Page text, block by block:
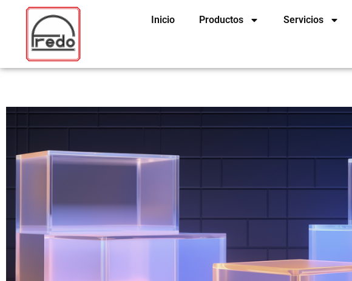
contenido
Inicio Productos Servicios